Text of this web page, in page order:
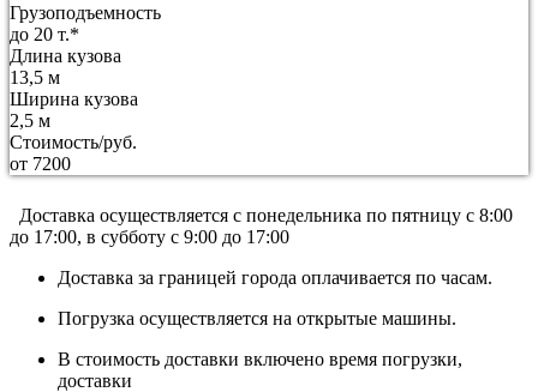
Грузоподъемность
до 20 т.*
Длина кузова
13,5 м
Ширина кузова
2,5 м
Стоимость/руб.
от 7200
Доставка осуществляется c понедельника по пятницу с 8:00
до 17:00, в субботу с 9:00 до 17:00
Доставка за границей города оплачивается по часам.
Погрузка осуществляется на открытые машины.
В стоимость доставки включено время погрузки,
доставки